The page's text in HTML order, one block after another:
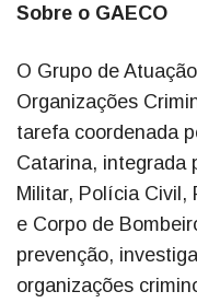
Sobre o GAECO
O Grupo de
Organizações
tarefa coordenada
Catarina, integrada
Militar, Polícia Civil,
e Corpo de
prevenção,
organizações